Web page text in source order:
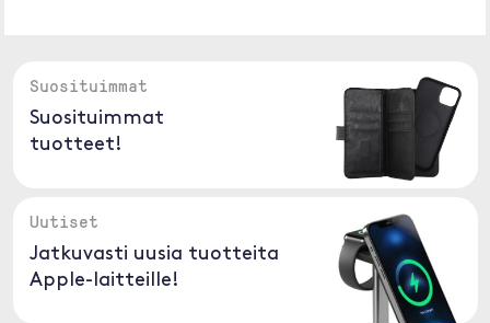
Suosituimmat
Suosituimmat
tuotteet!
Uutiset
Jatkuvasti uusia tuotteita
Apple-laitteille!